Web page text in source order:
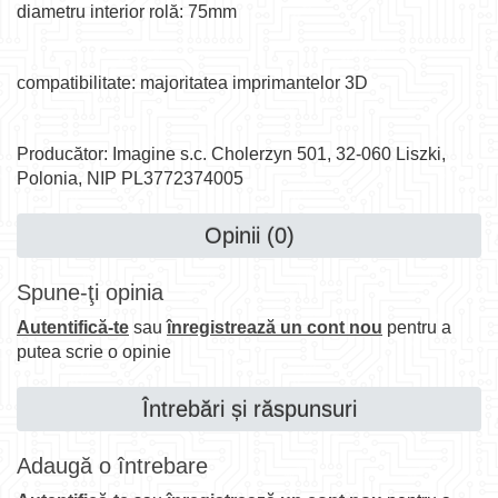
diametru interior rolă: 75mm
compatibilitate: majoritatea imprimantelor 3D
Producător: Imagine s.c. Cholerzyn 501, 32-060 Liszki,
Polonia, NIP PL3772374005
Opinii (0)
Spune-ţi opinia
Autentifică-te sauînregistrează un cont nou pentru a
putea scrie o opinie
Întrebări și răspunsuri
Adaugă o întrebare